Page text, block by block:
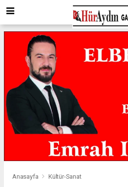
Anasayfa Kültür-Sanat